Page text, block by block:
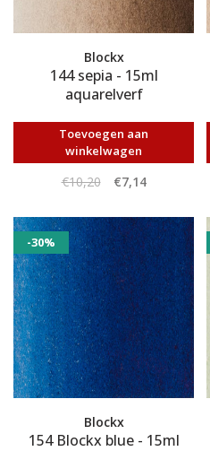
Blockx
144 sepia - 15ml
aquarelverf
Toevoegen aan
winkelwagen
€10,20 €7,14
-30%
Blockx
154 Blockx blue - 15ml